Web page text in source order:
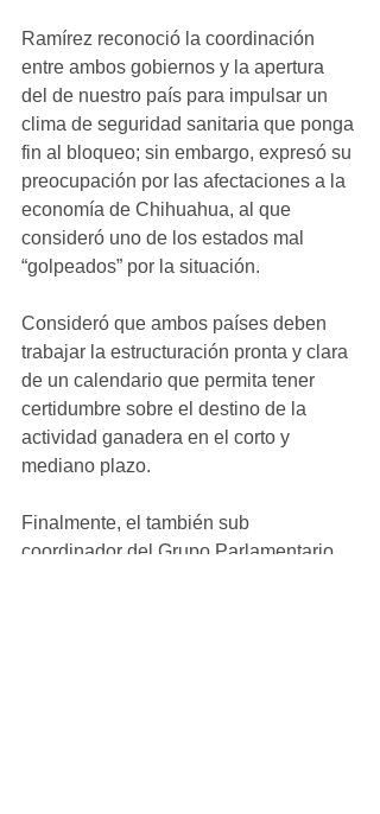
Ramírez reconoció la coordinación
entre ambos gobiernos y la apertura
del de nuestro país para impulsar un
clima de seguridad sanitaria que ponga
fin al bloqueo; sin embargo, expresó su
preocupación por las afectaciones a la
economía de Chihuahua, al que
consideró uno de los estados mal
“golpeados” por la situación.
Consideró que ambos países deben
trabajar la estructuración pronta y clara
de un calendario que permita tener
certidumbre sobre el destino de la
actividad ganadera en el corto y
mediano plazo.
Finalmente, el también sub
coordinador del Grupo Parlamentario